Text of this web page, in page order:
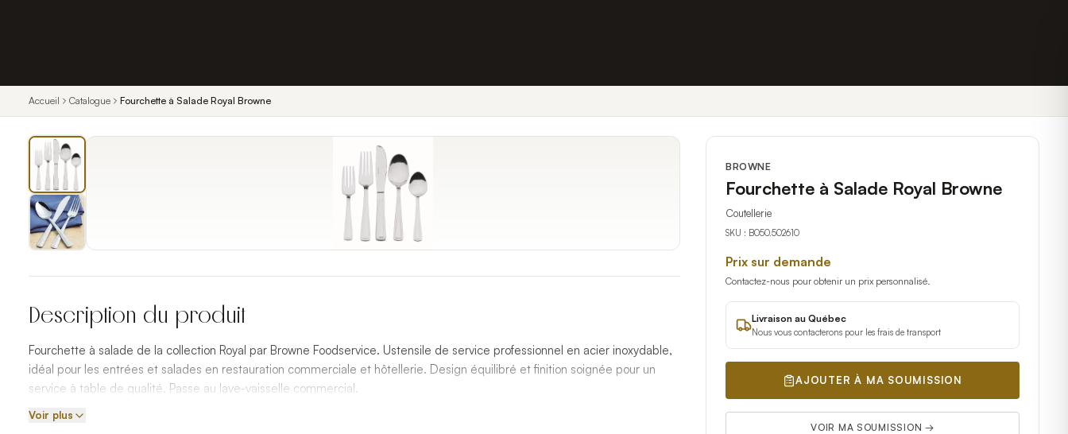
Accueil Catalogue Fourchette à Salade Royal Browne
Description du produit
Fourchette à salade de la collection Royal par Browne Foodservice. Ustensile de service professionnel en acier inoxydable,
idéal pour les entrées et salades en restauration commerciale et hôtellerie. Design équilibré et finition soignée pour un
service à table de qualité. Passe au lave-vaisselle commercial.
Voir plus
BROWNE
Fourchette à Salade Royal Browne
Coutellerie
SKU : B050.502610
Prix sur demande
Contactez-nous pour obtenir un prix personnalisé.
Livraison au Québec
Nous vous contacterons pour les frais de transport
AJOUTER À MA SOUMISSION
VOIR MA SOUMISSION →